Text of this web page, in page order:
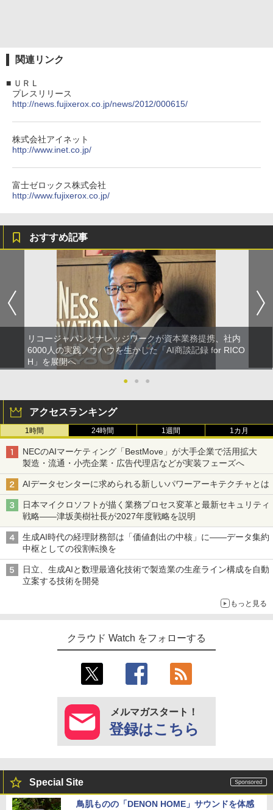
関連リンク
■ ＵＲＬ
プレスリリース
http://news.fujixerox.co.jp/news/2012/000615/
株式会社アイネット
http://www.inet.co.jp/
富士ゼロックス株式会社
http://www.fujixerox.co.jp/
おすすめ記事
リコージャパンとナレッジワークが資本業務提携、社内
6000人の実践ノウハウを生かした「AI商談記録 for RICO
H」を展開へ
●
● ●
アクセスランキング
1時間 24時間 1週間 1カ月
NECのAIマーケティング「BestMove」が大手企業で活用拡大
製造・流通・小売企業・広告代理店などが実装フェーズへ
AIデータセンターに求められる新しいパワーアーキテクチャとは
日本マイクロソフトが描く業務プロセス変革と最新セキュリティ
戦略――津坂美樹社長が2027年度戦略を説明
生成AI時代の経理財務部は「価値創出の中核」に――データ集約
中枢としての役割転換を
日立、生成AIと数理最適化技術で製造業の生産ライン構成を自動
立案する技術を開発
もっと見る
クラウド Watch をフォローする
メルマガスタート！
登録はこちら
Special Site
鳥肌ものの「DENON HOME」サウンドを体感